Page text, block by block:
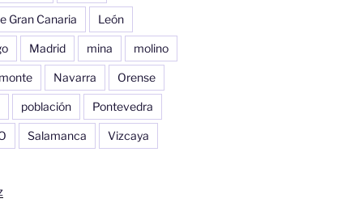
Gran Canaria León
Madrid mina molino
monte Navarra Orense
población Pontevedra
Salamanca Vizcaya